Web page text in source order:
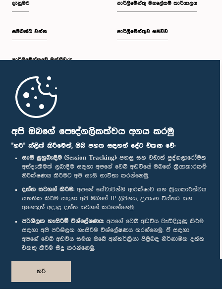
අපි ඔබගේ පෞද්ගලිකත්වය අගය කරමු
"හරි" ක්ලික් කිරීමෙන්, ඔබ පහත සඳහන් දේට එකඟ වේ:
සැසි ලුහුබැඳීම (Session Tracking): පහසු සහ වඩාත් පුද්ගලාරෝපිත
අත්දැකීමක් ලබාදීම සඳහා අපගේ වෙබ් අඩවියේ ඔබගේ ක්‍රියාකාරකම්
නිරීක්ෂණය කිරීමට අපි සැසි භාවිතා කරන්නෙමු.
දත්ත සටහන් කිරීම: අපගේ සේවාවන්හි ආරක්ෂාව සහ ක්‍රියාකාරීත්වය
සහතික කිරීම සඳහා අපි ඔබගේ IP ලිපිනය, උපාංග විස්තර සහ
අනෙකුත් අදාළ දත්ත සටහන් කරගන්නෙමු.
පරිශීලක හැසිරීම් විශ්ලේෂණය: අපගේ වෙබ් අඩවිය වැඩිදියුණු කිරීම
සඳහා අපි පරිශීලක හැසිරීම විශ්ලේෂණය කරන්නෙමු. ඒ සඳහා
අපගේ වෙබ් අඩවිය සමඟ ඔබේ අන්තර්ක්‍රියා පිළිබඳ නිර්නාමික දත්ත
එකතු කිරීම සිදු කරන්නෙමු.
හරි
දැනුමට
සම්බන්ධ වන්න
පාර්ලි‌මේන්තුවේ මන්ත්‍රීවරු
මුල් පිටුව
පාර්ලිමේන්තු මහලේකම් කාර්යාලය
පාර්ලිමේන්තුව සජීවීව
පාර්ලිමේන්තු ජංගම යෙදුම
අප හා සම්බන්ධ වී සිටින්න :
සම්මාන
පෞද්ගලිකත්ව ප්‍රතිපත්තිය